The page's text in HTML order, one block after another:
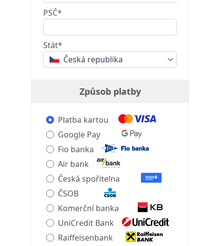
PSČ*
Stát*
Česká republika
Způsob platby
Platba kartou
Google Pay
Fio banka
Air bank
Česká spořitelna
ČSOB
Komerční banka
UniCredit Bank
Raiffeisenbank